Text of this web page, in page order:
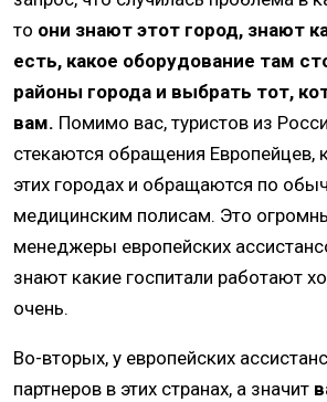
то они знают этот город, знают
есть, какое оборудование там
районы города и выбрать тот,
вам. Помимо вас, туристов из
стекаются обращения Европейцев,
этих городах и обращаются по
медицинским полисам. Это
менеджеры европейских
знают какие госпитали работают
очень.
Во-вторых, у европейских
партнеров в этих странах, а значит